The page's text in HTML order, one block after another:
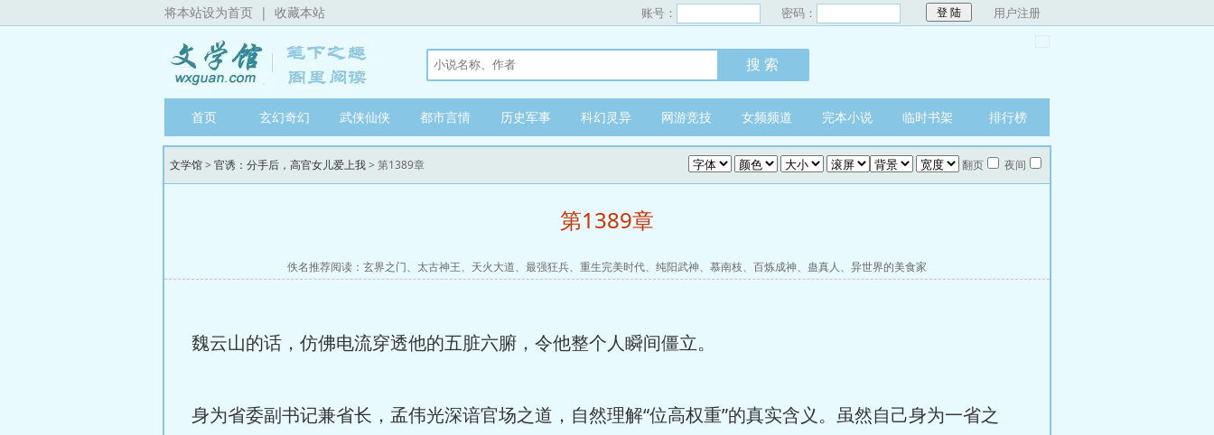
将本站设为首页 | 收藏本站 账号： 密码： 用户注册
首页 玄幻奇幻 武侠仙侠 都市言情 历史军事 科幻灵异 网游竞技 女频频道 完本小说 临时书架 排行榜
文学馆> 官诱：分手后，高官女儿爱上我> 第1389章 翻页 夜间
第1389章
佚名推荐阅读： 玄界之门、 太古神王、 天火大道、 最强狂兵、 重生完美时代、 纯阳武神、 慕南枝、 百炼成神、 蛊真人、 异世界的美食家
魏云山的话，仿佛电流穿透他的五脏六腑，令他整个人瞬间僵立。
身为省委副书记兼省长，孟伟光深谙官场之道，自然理解“位高权重”的真实含义。虽然自己身为一省之